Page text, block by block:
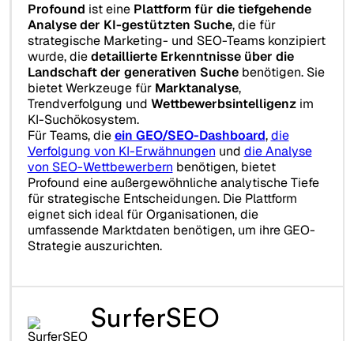
Profound ist eine Plattform für die tiefgehende
Analyse der KI-gestützten Suche, die für
strategische Marketing- und SEO-Teams konzipiert
wurde, diedetaillierte Erkenntnisse über die
Landschaft der generativen Suchebenötigen. Sie
bietet Werkzeuge für Marktanalyse,
Trendverfolgung und Wettbewerbsintelligenzim
KI-Suchökosystem.
Für Teams, dieein GEO/SEO-Dashboard,die
Verfolgung von KI-Erwähnungen und die Analyse
von SEO-Wettbewerbern benötigen, bietet
Profound eine außergewöhnliche analytische Tiefe
für strategische Entscheidungen. Die Plattform
eignet sich ideal für Organisationen, die
umfassende Marktdaten benötigen, um ihre GEO-
Strategie auszurichten.
SurferSEO